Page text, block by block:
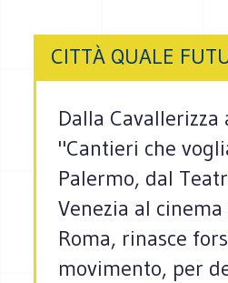
CITTÀ QUALE
Dalla Cavallerizza
"Cantieri che
Palermo, dal
Venezia al cinema
Roma, rinasce
movimento, per